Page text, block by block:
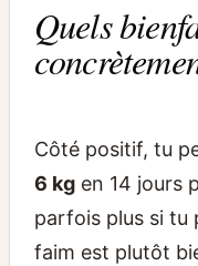
Quels
Côté positif, tu
6 kgen 14 jours
parfois plus si tu
faim est plutôt